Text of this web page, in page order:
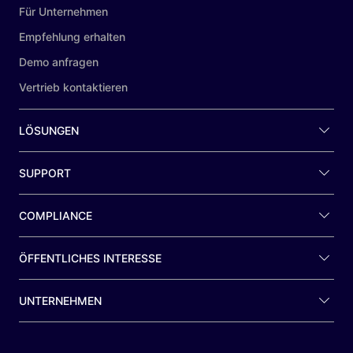
Für Unternehmen
Empfehlung erhalten
Demo anfragen
Vertrieb kontaktieren
LÖSUNGEN
SUPPORT
COMPLIANCE
ÖFFENTLICHES INTERESSE
UNTERNEHMEN